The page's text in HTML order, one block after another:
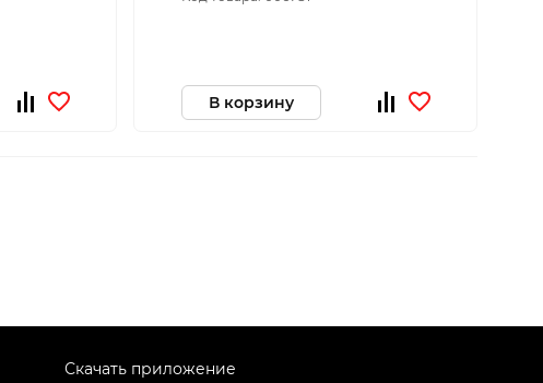
В корзину
Скачать приложение